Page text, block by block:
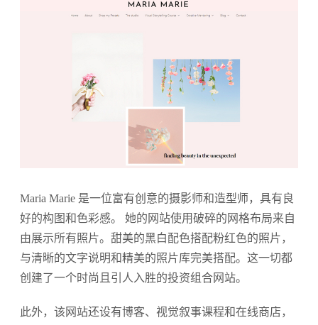
Maria Marie 是一位富有创意的摄影师和造型师，具有良
好的构图和色彩感。 她的网站使用破碎的网格布局来自
由展示所有照片。甜美的黑白配色搭配粉红色的照片，
与清晰的文字说明和精美的照片库完美搭配。这一切都
创建了一个时尚且引人入胜的投资组合网站。
此外，该网站还设有博客、视觉叙事课程和在线商店，